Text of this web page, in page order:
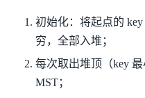
初始化：将起点的
穷，全部入堆；
每次取出堆顶（key
MST；